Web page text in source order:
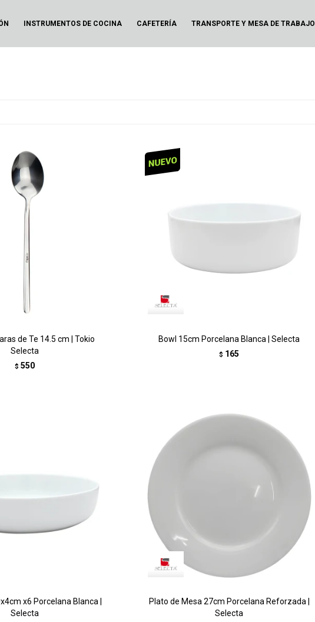
INSTRUMENTOS DE COCINA CAFETERÍA TRANSPORTE Y MESA DE TRABAJO
de Te 14.5 cm | Tokio
Selecta
$ 550
Bowl 15cm Porcelana Blanca | Selecta
$ 165
x6 Porcelana Blanca |
Selecta
Plato de Mesa 27cm Porcelana Reforzada |
Selecta